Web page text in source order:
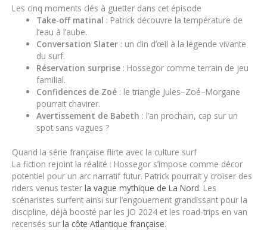
Les cinq moments clés à guetter dans cet épisode
Take-off matinal : Patrick découvre la température de
l’eau à l’aube.
Conversation Slater : un clin d’œil à la légende vivante
du surf.
Réservation surprise : Hossegor comme terrain de jeu
familial.
Confidences de Zoé : le triangle Jules–Zoé–Morgane
pourrait chavirer.
Avertissement de Babeth : l’an prochain, cap sur un
spot sans vagues ?
Quand la série française flirte avec la culture surf
La fiction rejoint la réalité : Hossegor s’impose comme décor
potentiel pour un arc narratif futur. Patrick pourrait y croiser des
riders venus tester la vague mythique de La Nord. Les
scénaristes surfent ainsi sur l’engouement grandissant pour la
discipline, déjà boosté par les JO 2024 et les road-trips en van
recensés sur la côte Atlantique française.